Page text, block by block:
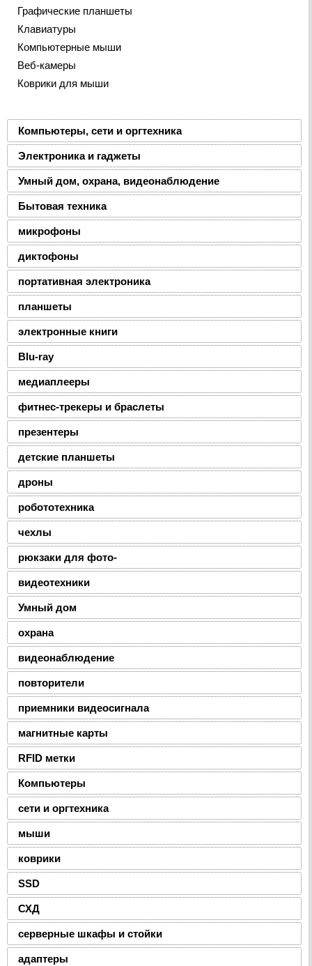
Графические планшеты
Клавиатуры
Компьютерные мыши
Веб-камеры
Коврики для мыши
Компьютеры, сети и оргтехника
Электроника и гаджеты
Умный дом, охрана, видеонаблюдение
Бытовая техника
микрофоны
диктофоны
портативная электроника
планшеты
электронные книги
Blu-ray
медиаплееры
фитнес-трекеры и браслеты
презентеры
детские планшеты
дроны
робототехника
чехлы
рюкзаки для фото-
видеотехники
Умный дом
охрана
видеонаблюдение
повторители
приемники видеосигнала
магнитные карты
RFID метки
Компьютеры
сети и оргтехника
мыши
коврики
SSD
СХД
серверные шкафы и стойки
адаптеры